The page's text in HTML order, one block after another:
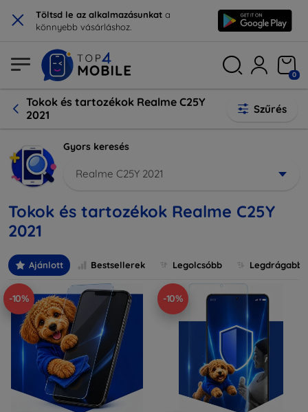
× Töltsd le az alkalmazásunkat a
könnyebb vásárláshoz.
0
Tokok és tartozékok Realme C25Y
2021
Szűrés
Gyors keresés
Realme C25Y 2021
Tokok és tartozékok Realme C25Y
2021
Ajánlott Bestsellerek Legolcsóbb Legdrágabb
-10% -10%